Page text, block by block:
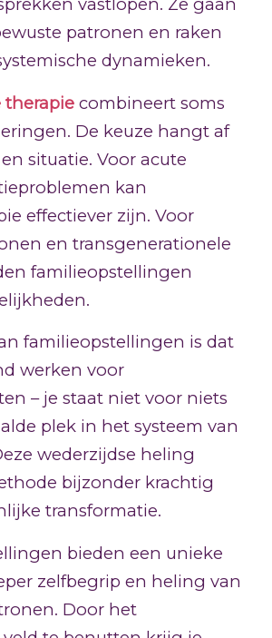
patronen en raken
dynamieken.
therapiecombineert soms
De keuze hangt af
situatie. Voor acute
kan
effectiever zijn. Voor
en transgenerationele
familieopstellingen
familieopstellingen is dat
werken voor
– je staat niet voor niets
plek in het systeem van
wederzijdse heling
bijzonder krachtig
transformatie.
bieden een unieke
zelfbegrip en heling van
Door het